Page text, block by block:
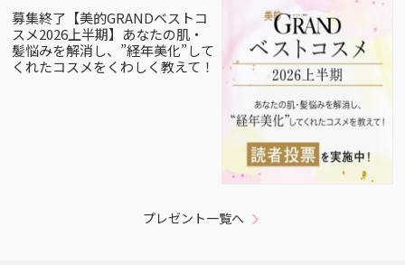
募集終了【美的GRANDベストコ
スメ2026上半期】あなたの肌・
髪悩みを解消し、”経年美化”して
くれたコスメをくわしく教えて！
プレゼント一覧へ